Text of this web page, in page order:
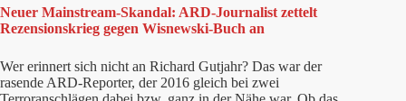
Neuer Mainstream-Skandal: ARD-Journalist zettelt
Rezensionskrieg gegen Wisnewski-Buch an
Wer erinnert sich nicht an Richard Gutjahr? Das war der
rasende ARD-Reporter, der 2016 gleich bei zwei